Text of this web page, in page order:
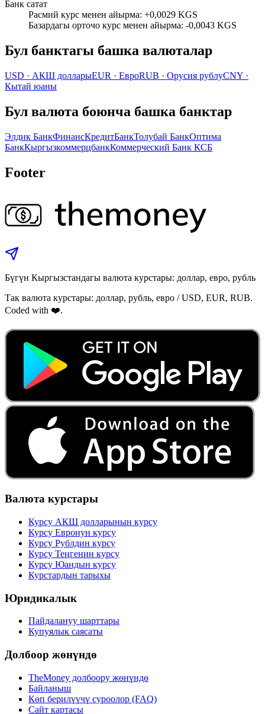
Банк сатат
Расмий курс менен айырма: +0,0029 KGS
Базардагы орточо курс менен айырма: -0,0043 KGS
Бул банктагы башка валюталар
USD · АКШ долларыEUR · ЕвроRUB · Орусия рублуCNY ·
Кытай юаны
Бул валюта боюнча башка банктар
Элдик БанкФинансКредитБанкТолубай БанкОптима
БанкКыргызкоммерцбанкКоммерческий Банк КСБ
Footer
Бүгүн Кыргызстандагы валюта курстары: доллар, евро, рубль
Так валюта курстары: доллар, рубль, евро / USD, EUR, RUB.
Coded with ❤️.
Валюта курстары
Курсу АКШ долларынын курсу
Курсу Евронун курсу
Курсу Рублдин курсу
Курсу Теңгенин курсу
Курсу Юандын курсу
Курстардын тарыхы
Юридикалык
Пайдалануу шарттары
Купуялык саясаты
Долбоор жөнүндө
TheMoney долбоору жөнүндө
Байланыш
Көп берилүүчү суроолор (FAQ)
Сайт картасы